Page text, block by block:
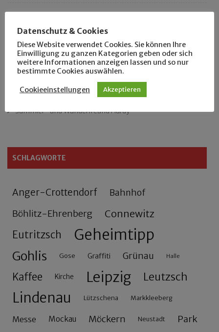
Rennfahrer in Schönefeld und Zschocher
Zu Fuß durch Anger-Crottendorf
Sammler- und Wanderfreund Hardy
SCHLAGWORTE
Anger-Crottendorf Bahnhof
Böhlitz-Ehrenberg Connewitz
Eutritzsch Geheimtipp
Gohlis Gose Graffiti Grünau Halle
Kaffee Kirche Leipzig Leutzsch
Lindenau Lützschena Markkleeberg
Messe Mockau Möckern Neustadt Park
Datenschutz & Cookies
Diese Website verwendet Cookies. Sie können Ihre
Einwilligung zu ganzen Kategorien geben oder sich
weitere Informationen anzeigen lassen und so nur
bestimmte Cookies auswählen.
Cookieeinstellungen Akzeptieren